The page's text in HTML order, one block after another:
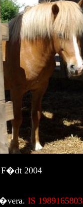
F�dt 2004
. IS 1989165803